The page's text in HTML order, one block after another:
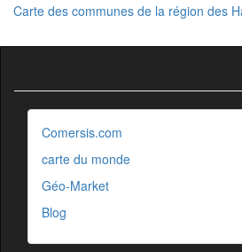
Carte des communes de la région des
Comersis.com
carte du monde
Géo-Market
Blog